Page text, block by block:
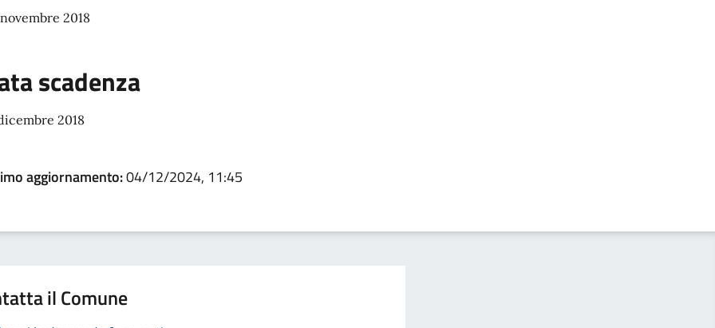
2018
scadenza
2018
aggiornamento:04/12/2024, 11:45
il Comune